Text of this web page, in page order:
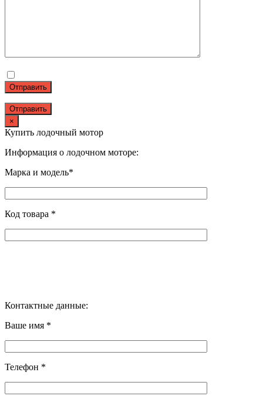
Отправить
×
Купить лодочный мотор
Информация о лодочном моторе:
Марка и модель*
Код товара *
Контактные данные:
Ваше имя *
Телефон *